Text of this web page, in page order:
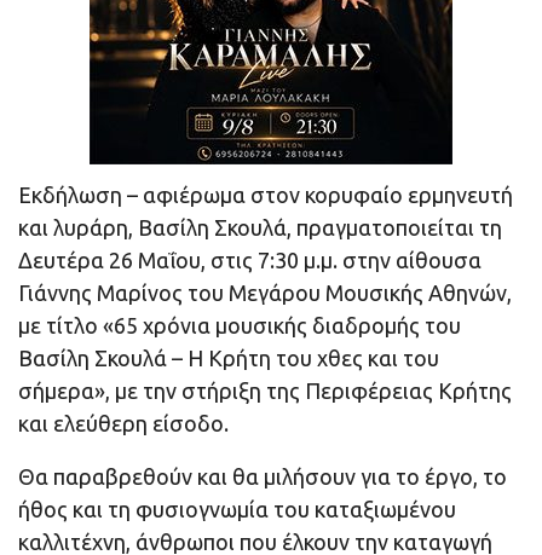
Εκδήλωση – αφιέρωμα στον κορυφαίο ερμηνευτή
και λυράρη, Βασίλη Σκουλά, πραγματοποιείται τη
Δευτέρα 26 Μαΐου, στις 7:30 μ.μ. στην αίθουσα
Γιάννης Μαρίνος του Μεγάρου Μουσικής Αθηνών,
με τίτλο «65 χρόνια μουσικής διαδρομής του
Βασίλη Σκουλά – Η Κρήτη του χθες και του
σήμερα», με την στήριξη της Περιφέρειας Κρήτης
και ελεύθερη είσοδο.
Θα παραβρεθούν και θα μιλήσουν για το έργο, το
ήθος και τη φυσιογνωμία του καταξιωμένου
καλλιτέχνη, άνθρωποι που έλκουν την καταγωγή